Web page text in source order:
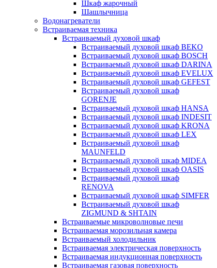
Шкаф жарочный
Шашлычница
Водонагреватели
Встраиваемая техника
Встраиваемый духовой шкаф
Встраиваемый духовой шкаф BEKO
Встраиваемый духовой шкаф BOSCH
Встраиваемый духовой шкаф DARINA
Встраиваемый духовой шкаф EVELUX
Встраиваемый духовой шкаф GEFEST
Встраиваемый духовой шкаф
GORENJE
Встраиваемый духовой шкаф HANSA
Встраиваемый духовой шкаф INDESIT
Встраиваемый духовой шкаф KRONA
Встраиваемый духовой шкаф LEX
Встраиваемый духовой шкаф
MAUNFELD
Встраиваемый духовой шкаф MIDEA
Встраиваемый духовой шкаф OASIS
Встраиваемый духовой шкаф
RENOVA
Встраиваемый духовой шкаф SIMFER
Встраиваемый духовой шкаф
ZIGMUND & SHTAIN
Встраиваемые микроволновые печи
Встраиваемая морозильная камера
Встраиваемый холодильник
Встраиваемая электрическая поверхность
Встраиваемая индукционная поверхность
Встраиваемая газовая поверхность